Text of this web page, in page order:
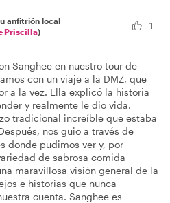
anfitrión local
Priscilla)
1
Sanghee en nuestro tour de
con un viaje a la DMZ, que
a la vez. Ella explicó la historia
y realmente le dio vida.
tradicional increíble que estaba
nos guio a través de
donde pudimos ver y, por
de sabrosa comida
maravillosa visión general de la
e historias que nunca
cuenta. Sanghee es